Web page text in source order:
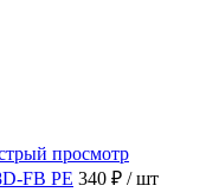
просмотр
FB PE 340 ₽ / шт